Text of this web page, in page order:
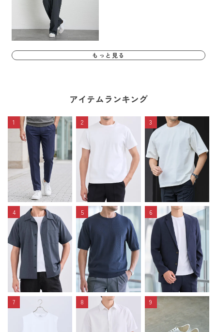
もっと見る
アイテムランキング
1 2 3
4 5 6
7 8 9